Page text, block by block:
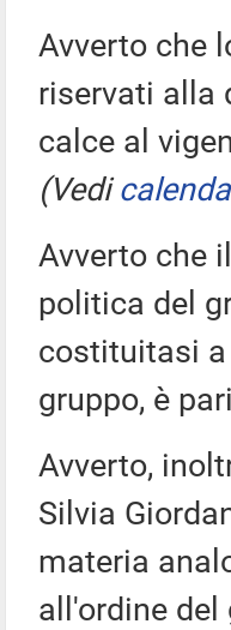
Avverto che
riservati alla
calce al
(Vedi
Avverto che
politica del
costituitasi
gruppo, è
Avverto,
Silvia
materia
all'ordine